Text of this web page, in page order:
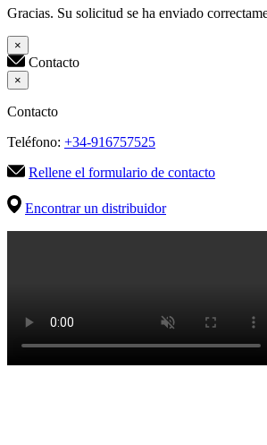
Gracias. Su solicitud se ha enviado
×
Contacto
×
Contacto
Teléfono: +34-916757525
Rellene el formulario de contacto
Encontrar un distribuidor